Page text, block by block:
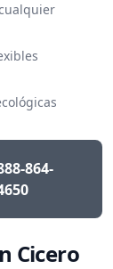
864-
Cicero